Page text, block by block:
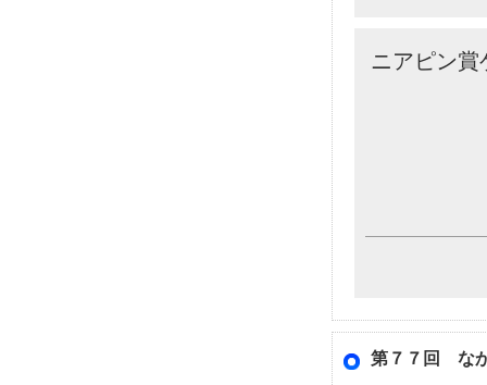
ニアピン賞
第７７回 な